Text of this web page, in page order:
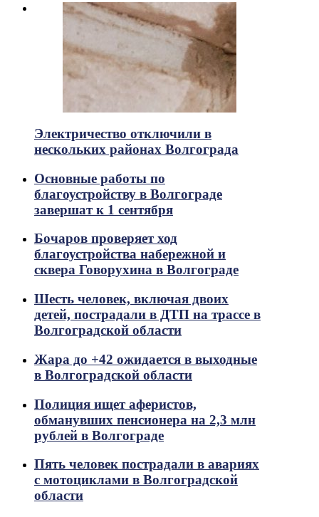
Электричество отключили в
нескольких районах Волгограда
Основные работы по
благоустройству в Волгограде
завершат к 1 сентября
Бочаров проверяет ход
благоустройства набережной и
сквера Говорухина в Волгограде
Шесть человек, включая двоих
детей, пострадали в ДТП на трассе в
Волгоградской области
Жара до +42 ожидается в выходные
в Волгоградской области
Полиция ищет аферистов,
обманувших пенсионера на 2,3 млн
рублей в Волгограде
Пять человек пострадали в авариях
с мотоциклами в Волгоградской
области